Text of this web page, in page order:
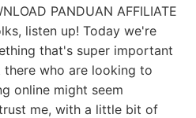
PANDUAN AFFILIATE
listen up! Today we're
that's super important
who are looking to
online might seem
me, with a little bit of